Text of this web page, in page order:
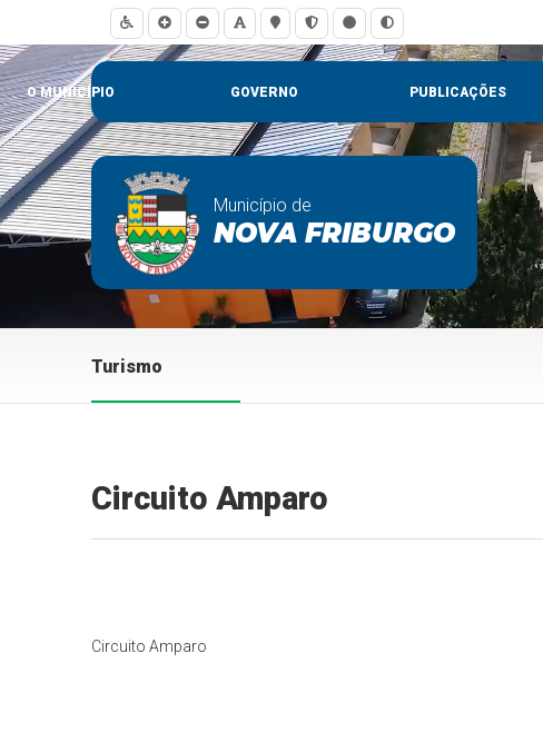
O MUNICÍPIO GOVERNO PUBLICAÇÕES
Município de
NOVA FRIBURGO
Turismo
Circuito Amparo
Circuito Amparo